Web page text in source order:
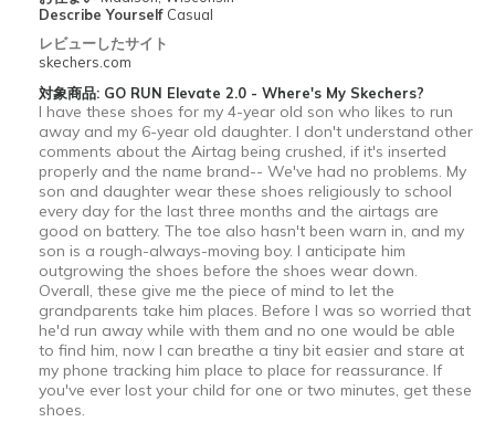
Describe Yourself Casual
レビューしたサイト
skechers.com
対象商品: GO RUN Elevate 2.0 - Where's My Skechers?
I have these shoes for my 4-year old son who likes to run
away and my 6-year old daughter. I don't understand other
comments about the Airtag being crushed, if it's inserted
properly and the name brand-- We've had no problems. My
son and daughter wear these shoes religiously to school
every day for the last three months and the airtags are
good on battery. The toe also hasn't been warn in, and my
son is a rough-always-moving boy. I anticipate him
outgrowing the shoes before the shoes wear down.
Overall, these give me the piece of mind to let the
grandparents take him places. Before I was so worried that
he'd run away while with them and no one would be able
to find him, now I can breathe a tiny bit easier and stare at
my phone tracking him place to place for reassurance. If
you've ever lost your child for one or two minutes, get these
shoes.